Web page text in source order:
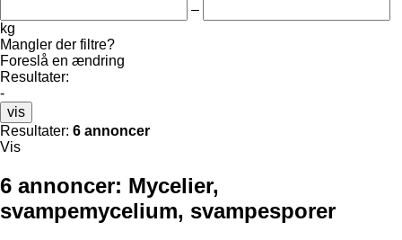
–
kg
Mangler der filtre?
Foreslå en ændring
Resultater:
-
vis
Resultater: 6 annoncer
Vis
6 annoncer: Mycelier,
svampemycelium, svampesporer